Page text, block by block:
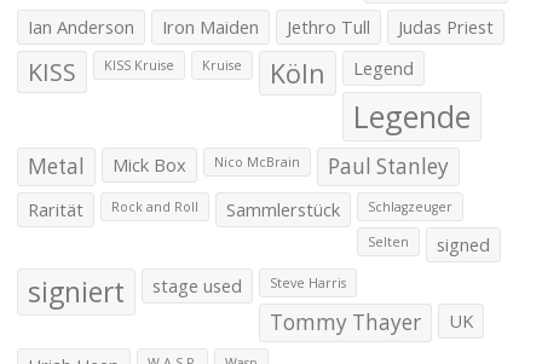
Ian Anderson Iron Maiden Jethro Tull Judas Priest
KISS KISS Kruise Kruise Köln Legend
Legende
Metal Mick Box Nico McBrain Paul Stanley
Rarität Rock and Roll Sammlerstück Schlagzeuger
Selten signed
signiert stage used Steve Harris
Tommy Thayer
UK